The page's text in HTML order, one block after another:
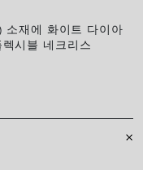
소재에 화이트 다이아
시블 네크리스